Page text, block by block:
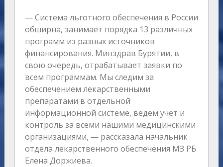
— Система льготного обеспечения в России
обширна, занимает порядка 13 различных
программ из разных источников
финансирования. Минздрав Бурятии, в
свою очередь, отрабатывает заявки по
всем программам. Мы следим за
обеспечением лекарственными
препаратами в отдельной
информационной системе, ведем учет и
контроль за всеми нашими медицинскими
организациями, — рассказала начальник
отдела лекарственного обеспечения МЗ РБ
Елена Доржиева.